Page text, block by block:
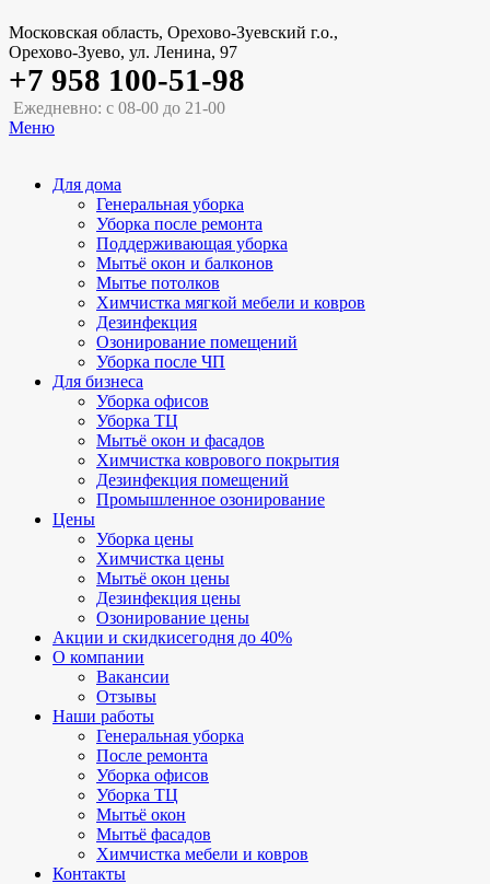
Московская область, Орехово-Зуевский г.о.,
Орехово-Зуево, ул. Ленина, 97
+7 958 100-51-98
Ежедневно: с 08-00 до 21-00
Меню
Для дома
Генеральная уборка
Уборка после ремонта
Поддерживающая уборка
Мытьё окон и балконов
Мытье потолков
Химчистка мягкой мебели и ковров
Дезинфекция
Озонирование помещений
Уборка после ЧП
Для бизнеса
Уборка офисов
Уборка ТЦ
Мытьё окон и фасадов
Химчистка коврового покрытия
Дезинфекция помещений
Промышленное озонирование
Цены
Уборка цены
Химчистка цены
Мытьё окон цены
Дезинфекция цены
Озонирование цены
Акции и скидкисегодня до 40%
О компании
Вакансии
Отзывы
Наши работы
Генеральная уборка
После ремонта
Уборка офисов
Уборка ТЦ
Мытьё окон
Мытьё фасадов
Химчистка мебели и ковров
Контакты